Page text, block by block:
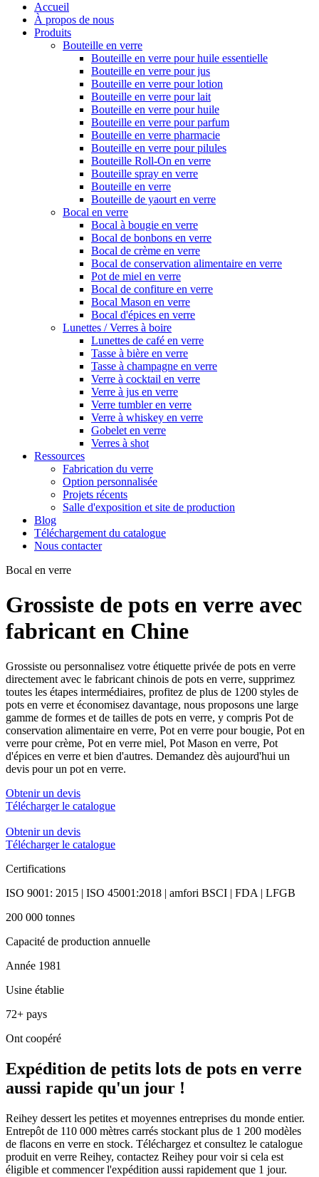
Accueil
À propos de nous
Produits
Bouteille en verre
Bouteille en verre pour huile essentielle
Bouteille en verre pour jus
Bouteille en verre pour lotion
Bouteille en verre pour lait
Bouteille en verre pour huile
Bouteille en verre pour parfum
Bouteille en verre pharmacie
Bouteille en verre pour pilules
Bouteille Roll-On en verre
Bouteille spray en verre
Bouteille en verre
Bouteille de yaourt en verre
Bocal en verre
Bocal à bougie en verre
Bocal de bonbons en verre
Bocal de crème en verre
Bocal de conservation alimentaire en verre
Pot de miel en verre
Bocal de confiture en verre
Bocal Mason en verre
Bocal d'épices en verre
Lunettes / Verres à boire
Lunettes de café en verre
Tasse à bière en verre
Tasse à champagne en verre
Verre à cocktail en verre
Verre à jus en verre
Verre tumbler en verre
Verre à whiskey en verre
Gobelet en verre
Verres à shot
Ressources
Fabrication du verre
Option personnalisée
Projets récents
Salle d'exposition et site de production
Blog
Téléchargement du catalogue
Nous contacter
Bocal en verre
Grossiste de pots en verre avec
fabricant en Chine
Grossiste ou personnalisez votre étiquette privée de pots en verre
directement avec le fabricant chinois de pots en verre, supprimez
toutes les étapes intermédiaires, profitez de plus de 1200 styles de
pots en verre et économisez davantage, nous proposons une large
gamme de formes et de tailles de pots en verre, y compris Pot de
conservation alimentaire en verre, Pot en verre pour bougie, Pot en
verre pour crème, Pot en verre miel, Pot Mason en verre, Pot
d'épices en verre et bien d'autres. Demandez dès aujourd'hui un
devis pour un pot en verre.
Obtenir un devis
Télécharger le catalogue
Obtenir un devis
Télécharger le catalogue
Certifications
ISO 9001: 2015 | ISO 45001:2018 | amfori BSCI | FDA | LFGB
200 000 tonnes
Capacité de production annuelle
Année 1981
Usine établie
72+ pays
Ont coopéré
Expédition de petits lots de pots en verre
aussi rapide qu'un jour !
Reihey dessert les petites et moyennes entreprises du monde entier.
Entrepôt de 110 000 mètres carrés stockant plus de 1 200 modèles
de flacons en verre en stock. Téléchargez et consultez le catalogue
produit en verre Reihey, contactez Reihey pour voir si cela est
éligible et commencer l'expédition aussi rapidement que 1 jour.